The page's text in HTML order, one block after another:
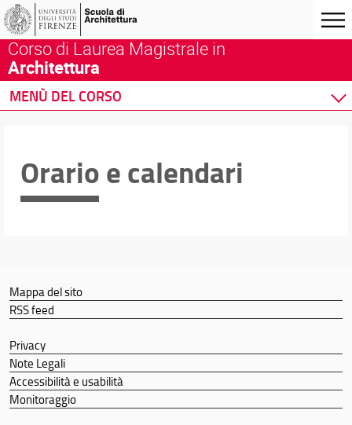
Corso di Laurea Magistrale in
Architettura
MENÙ DEL CORSO
Didattica
Docenti
Orario e calendari
Mappa del sito
RSS feed
Privacy
Note Legali
Accessibilità e usabilità
Monitoraggio